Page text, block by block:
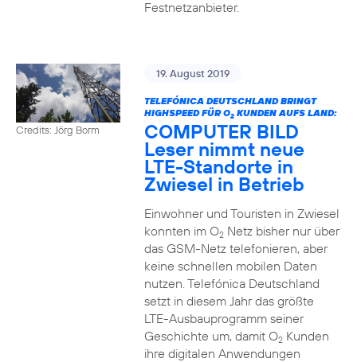
Festnetzanbieter.
Credits: Jörg Borm
19. August 2019
TELEFÓNICA DEUTSCHLAND BRINGT
HIGHSPEED FÜR O2KUNDEN AUFS LAND:
COMPUTER BILD
Leser nimmt neue
LTE-Standorte in
Zwiesel in Betrieb
Einwohner und Touristen in Zwiesel
konnten im O2Netz bisher nur über
das GSM-Netz telefonieren, aber
keine schnellen mobilen Daten
nutzen. Telefónica Deutschland
setzt in diesem Jahr das größte
LTE-Ausbauprogramm seiner
Geschichte um, damit O2Kunden
ihre digitalen Anwendungen